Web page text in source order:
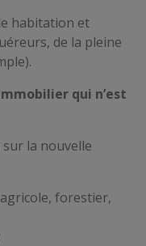
habitation et
de la pleine
qui n’est
la nouvelle
forestier,